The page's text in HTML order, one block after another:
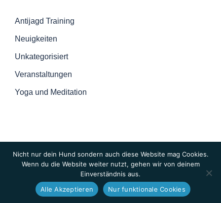
Antijagd Training
Neuigkeiten
Unkategorisiert
Veranstaltungen
Yoga und Meditation
© 2026 Hunde-Checkpoint
Nicht nur dein Hund sondern auch diese Website mag Cookies.
Wenn du die Website weiter nutzt, gehen wir von deinem
Einverständnis aus.
Alle Akzeptieren
Nur funktionale Cookies